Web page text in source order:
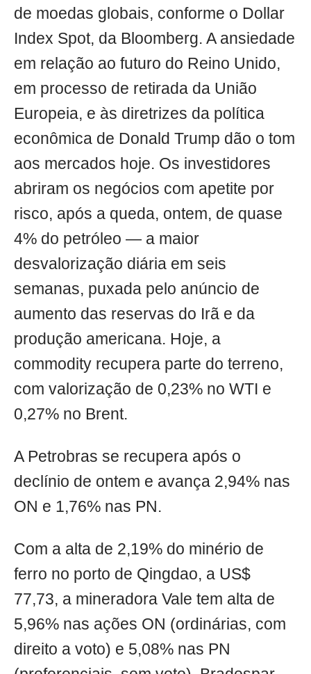
de moedas globais, conforme o Dollar
Index Spot, da Bloomberg. A ansiedade
em relação ao futuro do Reino Unido,
em processo de retirada da União
Europeia, e às diretrizes da política
econômica de Donald Trump dão o tom
aos mercados hoje. Os investidores
abriram os negócios com apetite por
risco, após a queda, ontem, de quase
4% do petróleo — a maior
desvalorização diária em seis
semanas, puxada pelo anúncio de
aumento das reservas do Irã e da
produção americana. Hoje, a
commodity recupera parte do terreno,
com valorização de 0,23% no WTI e
0,27% no Brent.
A Petrobras se recupera após o
declínio de ontem e avança 2,94% nas
ON e 1,76% nas PN.
Com a alta de 2,19% do minério de
ferro no porto de Qingdao, a US$
77,73, a mineradora Vale tem alta de
5,96% nas ações ON (ordinárias, com
direito a voto) e 5,08% nas PN